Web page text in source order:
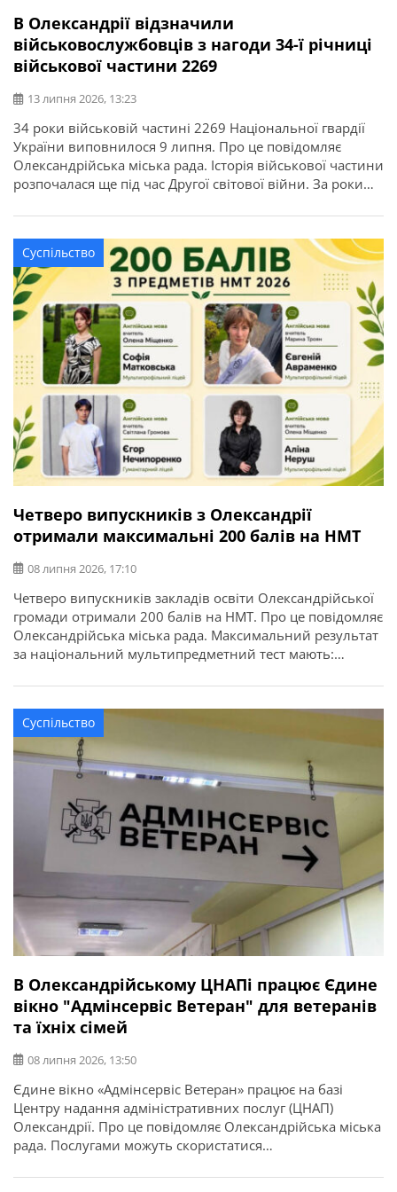
В Олександрії відзначили
військовослужбовців з нагоди 34-ї річниці
військової частини 2269
13 липня 2026, 13:23
34 роки військовій частині 2269 Національної гвардії
України виповнилося 9 липня. Про це повідомляє
Олександрійська міська рада. Історія військової частини
розпочалася ще під час Другої світової війни. За роки
державні завдання, брали участь у ліквідації наслідків
аварії на Чорнобильській АЕС, рятувальних операціях та
інших відповідальних місіях. З нагоди річниці у […]
Суспільство
Четверо випускників з Олександрії
отримали максимальні 200 балів на НМТ
08 липня 2026, 17:10
Четверо випускників закладів освіти Олександрійської
громади отримали 200 балів на НМТ. Про це повідомляє
Олександрійська міська рада. Максимальний результат
за національний мультипредметний тест мають:
базову загальну середню освіту здобули 897 учнів, із
яких 45 отримали свідоцтва з відзнакою. Повну
загальну середню освіту здобули 432 випускники, з них
58 – […]
Суспільство
В Олександрійському ЦНАПі працює Єдине
вікно "Адмінсервіс Ветеран" для ветеранів
та їхніх сімей
08 липня 2026, 13:50
Єдине вікно «Адмінсервіс Ветеран» працює на базі
Центру надання адміністративних послуг (ЦНАП)
Олександрії. Про це повідомляє Олександрійська міська
рада. Послугами можуть скористатися
родини загиблих, військовополонених та зниклих